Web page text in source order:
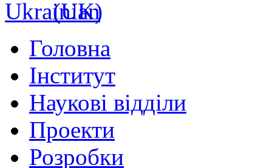
Головна
Інститут
Наукові відділи
Проекти
Розробки